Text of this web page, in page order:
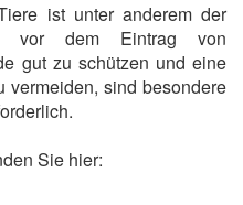
ist unter anderem der
vor dem Eintrag von
gut zu schützen und eine
vermeiden, sind besondere
Sie hier: